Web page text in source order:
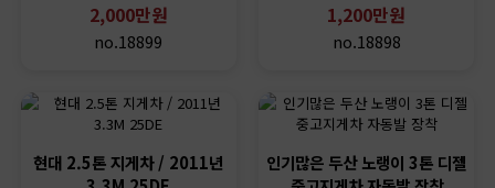
2,000만원
no.18899
1,200만원
no.18898
현대 2.5톤 지게차 / 2011년
인기많은 두산 노랭이 3톤 디젤